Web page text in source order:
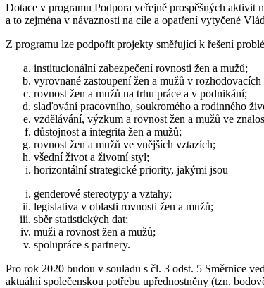
Dotace v programu Podpora veřejně prospěšných aktivit
a to zejména v návaznosti na cíle a opatření vytyčené
Z programu lze podpořit projekty směřující k řešení
institucionální zabezpečení rovnosti žen a mužů;
vyrovnané zastoupení žen a mužů v
rovnost žen a mužů na trhu práce a v podnikání;
slaďování pracovního, soukromého a rodinného
vzdělávání, výzkum a rovnost žen a mužů ve
důstojnost a integrita žen a mužů;
rovnost žen a mužů ve vnějších vztazích;
všední život a životní styl;
horizontální strategické priority, jakými jsou
genderové stereotypy a vztahy;
legislativa v oblasti rovnosti žen a mužů;
sběr statistických dat;
muži a rovnost žen a mužů;
spolupráce s partnery.
Pro rok 2020 budou v souladu s čl. 3 odst. 5 Směrnice
aktuální společenskou potřebu upřednostněny (tzn.